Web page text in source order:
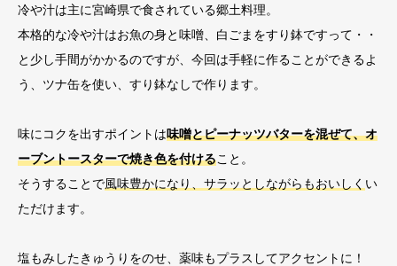
冷や汁は主に宮崎県で食されている郷土料理。
本格的な冷や汁はお魚の身と味噌、白ごまをすり鉢ですって・・
と少し手間がかかるのですが、今回は手軽に作ることができるよ
う、ツナ缶を使い、すり鉢なしで作ります。
味にコクを出すポイントは味噌とピーナッツバターを混ぜて、オ
ーブントースターで焼き色を付けること。
そうすることで風味豊かになり、サラッとしながらもおいしく い
ただけます。
塩もみしたきゅうりをのせ、薬味もプラスしてアクセントに！